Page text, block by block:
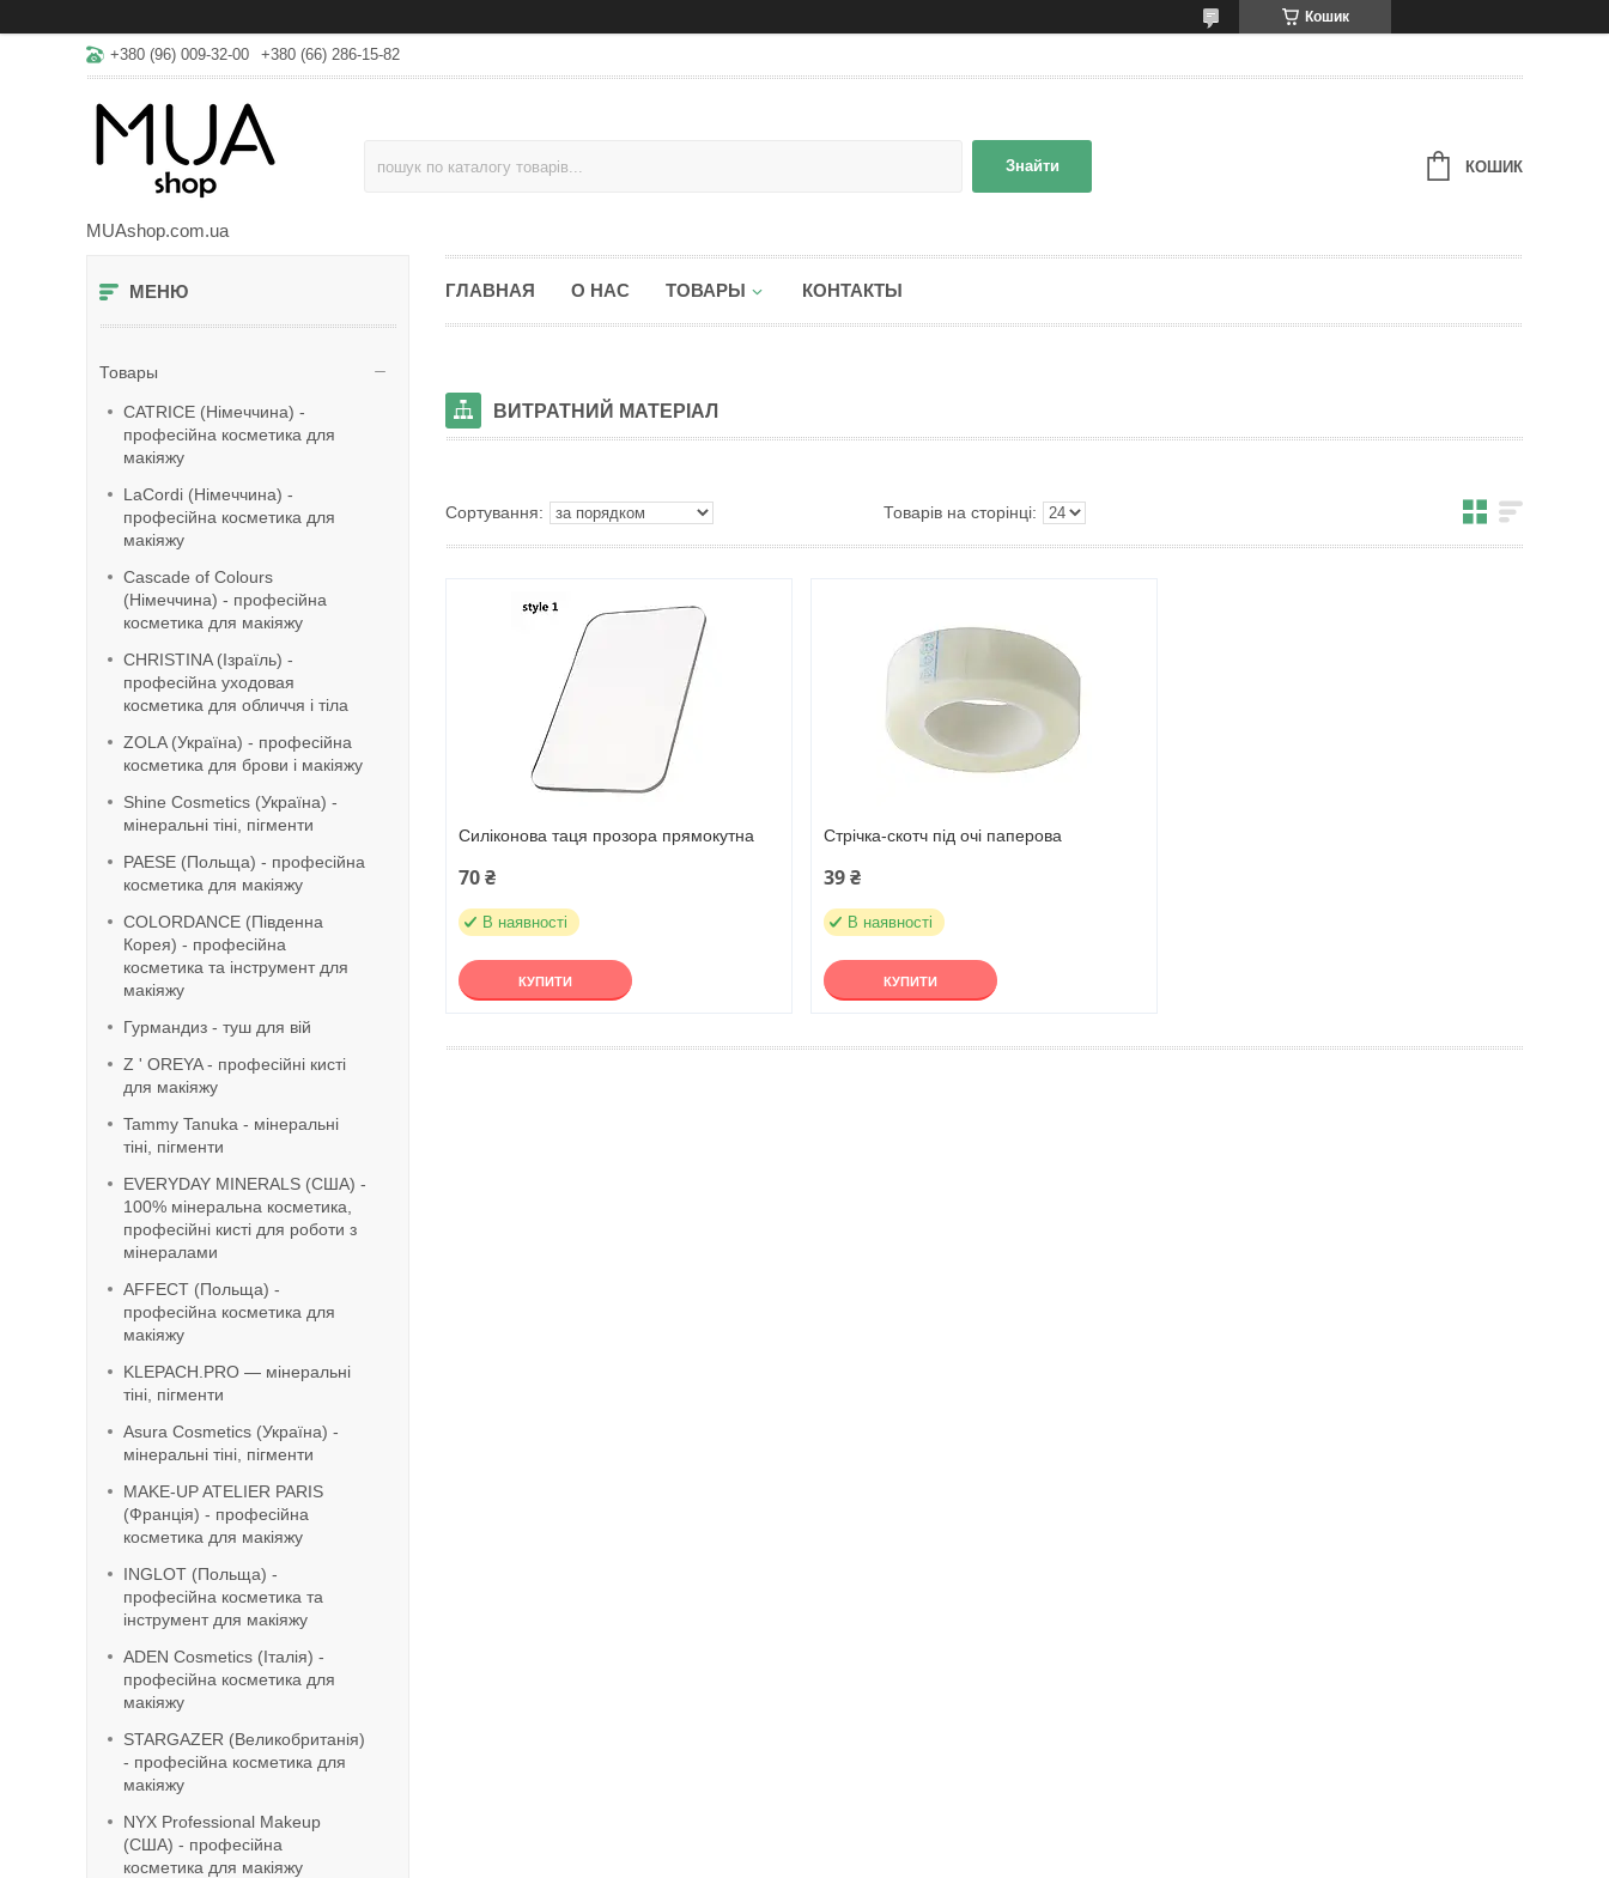
Кошик
+380 (96) 009-32-00 +380 (66) 286-15-82
MUAshop.com.ua
Знайти КОШИК
Товары
CATRICE (Німеччина) -
професійна косметика для
макіяжу
LaСordi (Німеччина) -
професійна косметика для
макіяжу
Cascade of Colours
(Німеччина) - професійна
косметика для макіяжу
CHRISTINA (Ізраїль) -
професійна уходовая
косметика для обличчя і тіла
ZOLA (Україна) - професійна
косметика для брови і макіяжу
Shine Cosmetics (Україна) -
мінеральні тіні, пігменти
PAESE (Польща) - професійна
косметика для макіяжу
COLORDANCE (Південна
Корея) - професійна
косметика та інструмент для
макіяжу
Гурмандиз - туш для вій
Z ' OREYA - професійні кисті
для макіяжу
Tammy Tanuka - мінеральні
тіні, пігменти
EVERYDAY MINERALS (США) -
100% мінеральна косметика,
професійні кисті для роботи з
мінералами
AFFECT (Польща) -
професійна косметика для
макіяжу
KLEPACH.PRO — мінеральні
тіні, пігменти
Asura Cosmetics (Україна) -
мінеральні тіні, пігменти
MAKE-UP ATELIER PARIS
(Франція) - професійна
косметика для макіяжу
INGLOT (Польща) -
професійна косметика та
інструмент для макіяжу
ADEN Cosmetics (Італія) -
професійна косметика для
макіяжу
STARGAZER (Великобританія)
- професійна косметика для
макіяжу
NYX Professional Makeup
(США) - професійна
косметика для макіяжу
ГЛАВНАЯ О НАС ТОВАРЫ КОНТАКТЫ
ВИТРАТНИЙ МАТЕРІАЛ
Силіконова таця прозора прямокутна
70 ₴
В наявності
КУПИТИ
Стрічка-скотч під очі паперова
39 ₴
В наявності
КУПИТИ